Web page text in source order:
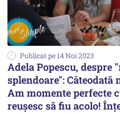
Publicat pe 14 Noi 2023
Adela Popescu, despre
splendoare": Câteodată
Am momente perfecte
reușesc să fiu acolo!